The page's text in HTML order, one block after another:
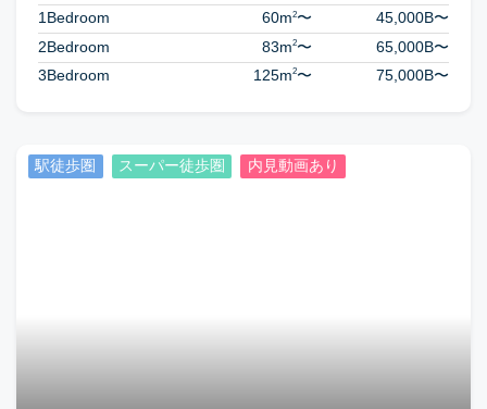
1Bedroom
60m2〜 45,000B〜
2Bedroom
83m2〜 65,000B〜
3Bedroom
125m2〜 75,000B〜
駅徒歩圏 スーパー徒歩圏 内見動画あり